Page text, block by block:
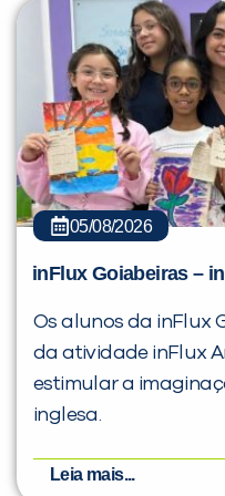
05/08/2026
inFlux Goiabeiras –
Os alunos da inFlux
da atividade inFlux
estimular a
inglesa.
Leia mais...